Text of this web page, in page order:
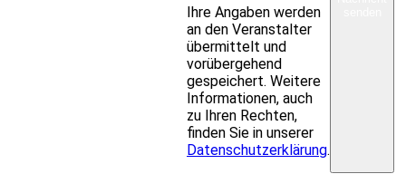
Ihre Angaben werden
an den Veranstalter
übermittelt und
vorübergehend
gespeichert. Weitere
Informationen, auch
zu Ihren Rechten,
finden Sie in unserer
Datenschutzerklärung.